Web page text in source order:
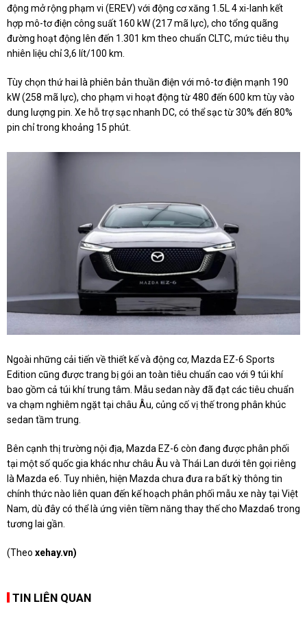
động mở rộng phạm vi (EREV) với động cơ xăng 1.5L 4 xi-lanh kết
hợp mô-tơ điện công suất 160 kW (217 mã lực), cho tổng quãng
đường hoạt động lên đến 1.301 km theo chuẩn CLTC, mức tiêu thụ
nhiên liệu chỉ 3,6 lít/100 km.
Tùy chọn thứ hai là phiên bản thuần điện với mô-tơ điện mạnh 190
kW (258 mã lực), cho phạm vi hoạt động từ 480 đến 600 km tùy vào
dung lượng pin. Xe hỗ trợ sạc nhanh DC, có thể sạc từ 30% đến 80%
pin chỉ trong khoảng 15 phút.
Ngoài những cải tiến về thiết kế và động cơ, Mazda EZ-6 Sports
Edition cũng được trang bị gói an toàn tiêu chuẩn cao với 9 túi khí
bao gồm cả túi khí trung tâm. Mẫu sedan này đã đạt các tiêu chuẩn
va chạm nghiêm ngặt tại châu Âu, củng cố vị thế trong phân khúc
sedan tầm trung.
Bên cạnh thị trường nội địa, Mazda EZ-6 còn đang được phân phối
tại một số quốc gia khác như châu Âu và Thái Lan dưới tên gọi riêng
là Mazda e6. Tuy nhiên, hiện Mazda chưa đưa ra bất kỳ thông tin
chính thức nào liên quan đến kế hoạch phân phối mẫu xe này tại Việt
Nam, dù đây có thể là ứng viên tiềm năng thay thế cho Mazda6 trong
tương lai gần.
(Theo xehay.vn)
TIN LIÊN QUAN